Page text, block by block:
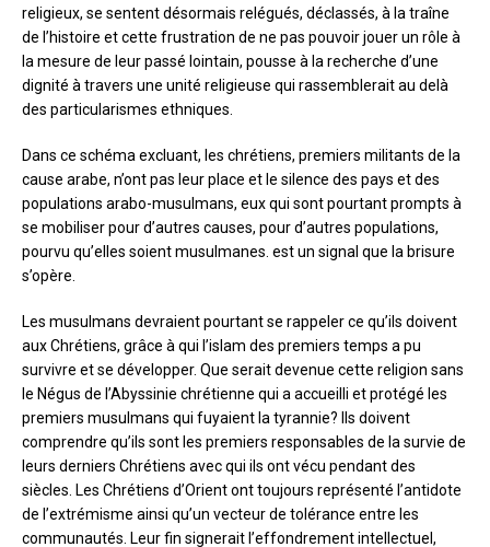
religieux, se sentent désormais relégués, déclassés, à la traîne
de l’histoire et cette frustration de ne pas pouvoir jouer un rôle à
la mesure de leur passé lointain, pousse à la recherche d’une
dignité à travers une unité religieuse qui rassemblerait au delà
des particularismes ethniques.
Dans ce schéma excluant, les chrétiens, premiers militants de la
cause arabe, n’ont pas leur place et le silence des pays et des
populations arabo-musulmans, eux qui sont pourtant prompts à
se mobiliser pour d’autres causes, pour d’autres populations,
pourvu qu’elles soient musulmanes. est un signal que la brisure
s’opère.
Les musulmans devraient pourtant se rappeler ce qu’ils doivent
aux Chrétiens, grâce à qui l’islam des premiers temps a pu
survivre et se développer. Que serait devenue cette religion sans
le Négus de l’Abyssinie chrétienne qui a accueilli et protégé les
premiers musulmans qui fuyaient la tyrannie? Ils doivent
comprendre qu’ils sont les premiers responsables de la survie de
leurs derniers Chrétiens avec qui ils ont vécu pendant des
siècles. Les Chrétiens d’Orient ont toujours représenté l’antidote
de l’extrémisme ainsi qu’un vecteur de tolérance entre les
communautés. Leur fin signerait l’effondrement intellectuel,